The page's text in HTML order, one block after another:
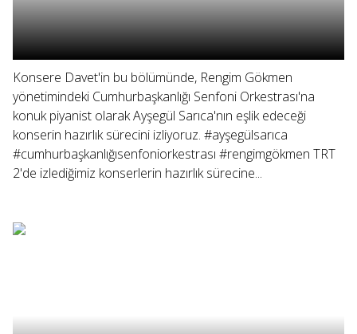
Konsere Davet'in bu bölümünde, Rengim Gökmen
yönetimindeki Cumhurbaşkanlığı Senfoni Orkestrası'na
konuk piyanist olarak Ayşegül Sarıca'nın eşlik edeceği
konserin hazırlık sürecini izliyoruz. #ayşegülsarıca
#cumhurbaşkanlığısenfoniorkestrası #rengimgökmen TRT
2'de izlediğimiz konserlerin hazırlık sürecine...